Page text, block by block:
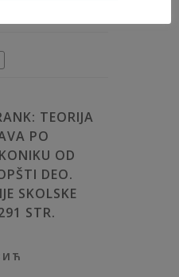
TEORIJA
PO
OD
DEO.
SKOLSKE
STR.